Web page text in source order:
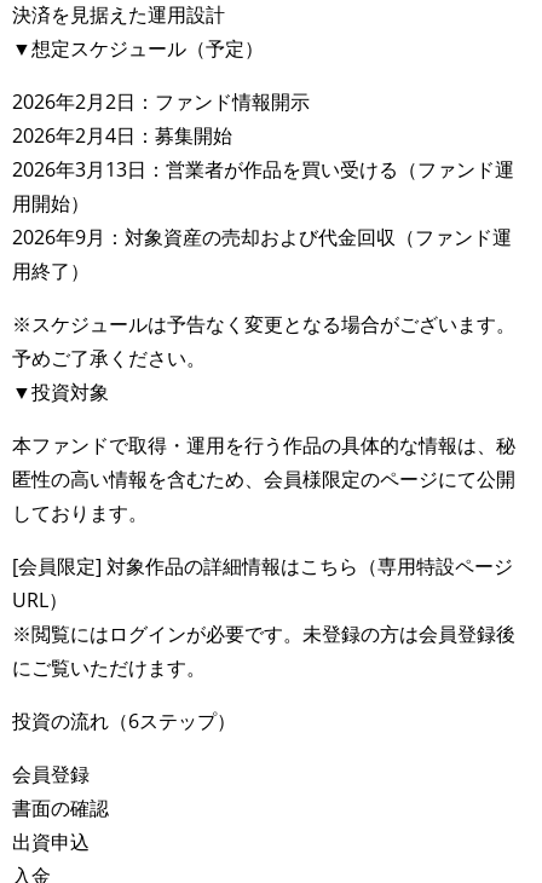
決済を見据えた運用設計
▼想定スケジュール（予定）
2026年2月2日：ファンド情報開示
2026年2月4日：募集開始
2026年3月13日：営業者が作品を買い受ける（ファンド運
用開始）
2026年9月：対象資産の売却および代金回収（ファンド運
用終了）
※スケジュールは予告なく変更となる場合がございます。
予めご了承ください。
▼投資対象
本ファンドで取得・運用を行う作品の具体的な情報は、秘
匿性の高い情報を含むため、会員様限定のページにて公開
しております。
[会員限定] 対象作品の詳細情報はこちら（専用特設ページ
URL）
※閲覧にはログインが必要です。未登録の方は会員登録後
にご覧いただけます。
投資の流れ（6ステップ）
会員登録
書面の確認
出資申込
入金